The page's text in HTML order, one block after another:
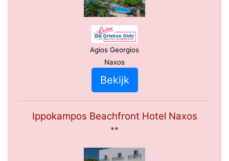
Agios Georgios
Naxos
Bekijk
Ippokampos Beachfront Hotel Naxos
**